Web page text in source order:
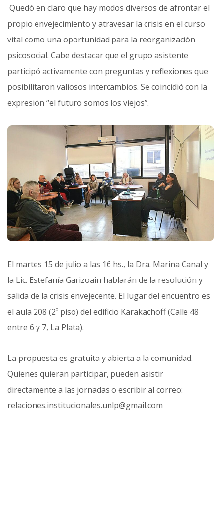
Quedó en claro que hay modos diversos de afrontar el
propio envejecimiento y atravesar la crisis en el curso
vital como una oportunidad para la reorganización
psicosocial. Cabe destacar que el grupo asistente
participó activamente con preguntas y reflexiones que
posibilitaron valiosos intercambios. Se coincidió con la
expresión “el futuro somos los viejos”.
El martes 15 de julio a las 16 hs., la Dra. Marina Canal y
la Lic. Estefanía Garizoain hablarán de la resolución y
salida de la crisis envejecente. El lugar del encuentro es
el aula 208 (2º piso) del edificio Karakachoff (Calle 48
entre 6 y 7, La Plata).
La propuesta es gratuita y abierta a la comunidad.
Quienes quieran participar, pueden asistir
directamente a las jornadas o escribir al correo:
relaciones.institucionales.unlp@gmail.com